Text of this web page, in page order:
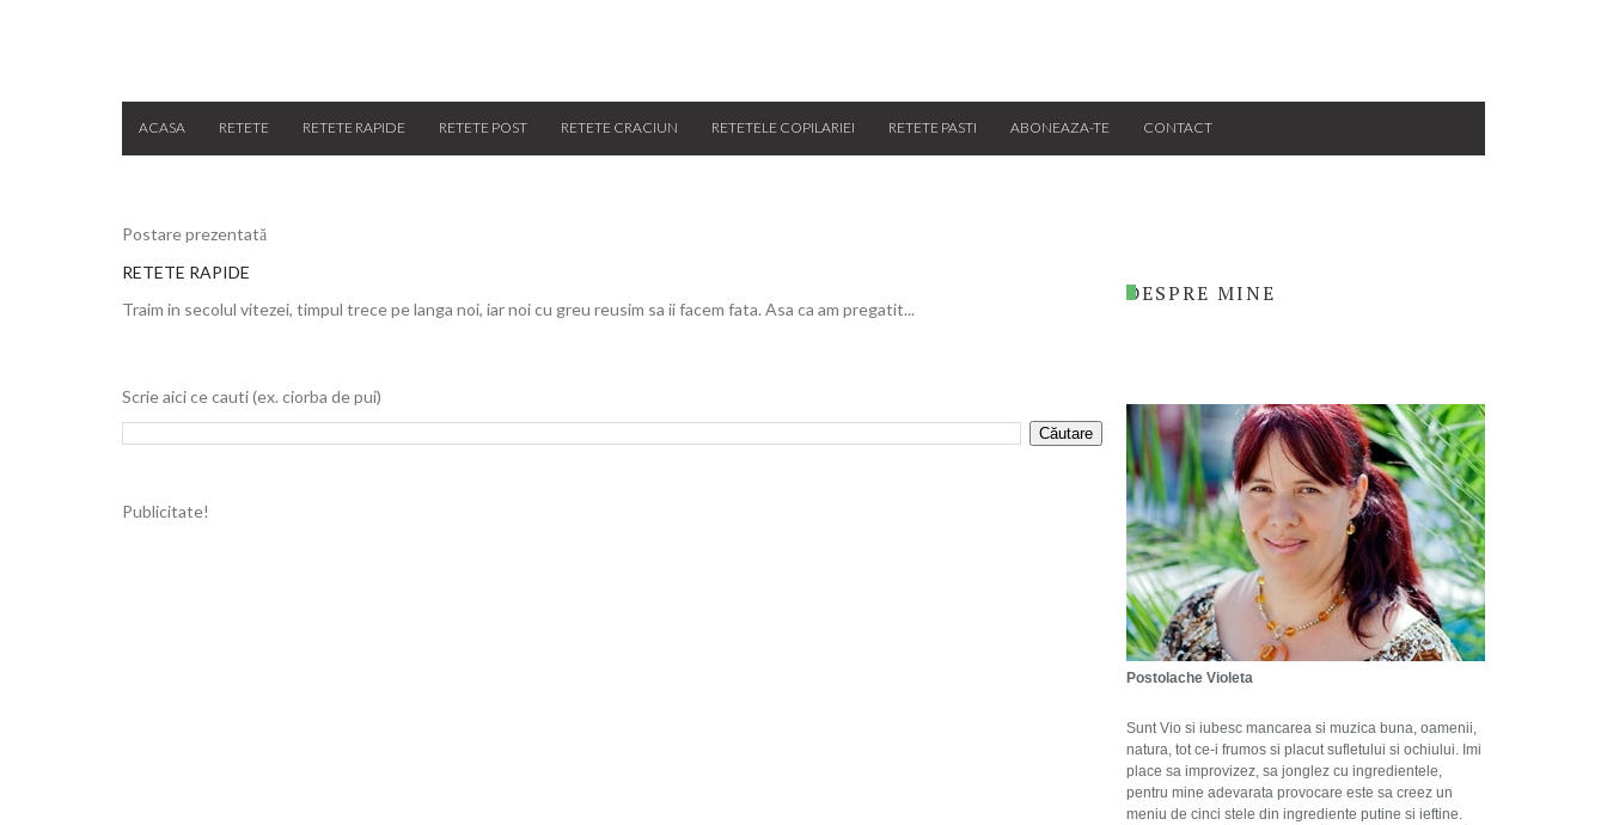
ACASA RETETE RETETE RAPIDE RETETE POST RETETE CRACIUN RETETELE COPILARIEI RETETE PASTI ABONEAZA-TE CONTACT
Postare prezentată
RETETE RAPIDE
Traim in secolul vitezei, timpul trece pe langa noi, iar noi cu greu reusim sa ii facem fata. Asa ca am pregatit...
Scrie aici ce cauti (ex. ciorba de pui)
Publicitate!
DESPRE MINE
Postolache Violeta
Sunt Vio si iubesc mancarea si muzica buna, oamenii,
natura, tot ce-i frumos si placut sufletului si ochiului. Imi
place sa improvizez, sa jonglez cu ingredientele,
pentru mine adevarata provocare este sa creez un
meniu de cinci stele din ingrediente putine si ieftine.